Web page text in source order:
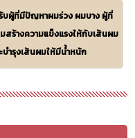
รับผู้ที่มีปัญหาผมร่วง ผมบาง ผู้ที่
สร้างความแข็งแรงให้กับเส้นผม
บำรุงเส้นผมให้มีน้ำหนัก